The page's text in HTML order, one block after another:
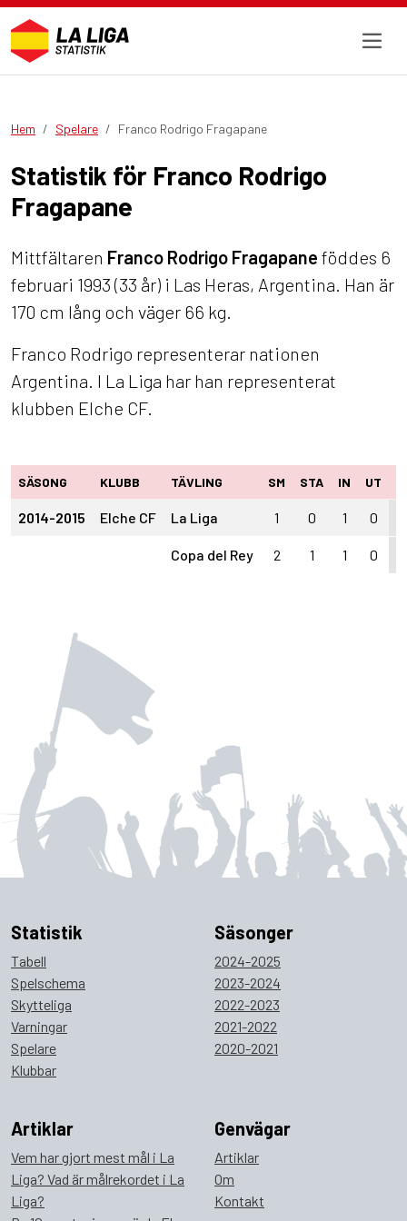
Hem Spelare Franco Rodrigo Fragapane
Statistik för Franco Rodrigo
Fragapane
Mittfältaren Franco Rodrigo Fragapane föddes 6
februari 1993 (33 år) i Las Heras, Argentina. Han är
170 cm lång och väger 66 kg.
Franco Rodrigo representerar nationen
Argentina. I La Liga har han representerat
klubben Elche CF.
SÄSONG KLUBB TÄVLING SM STA IN UT
2014-2015 Elche CF La Liga 1 0 1 0
Copa del Rey 2 1 1 0
Statistik
Tabell
Spelschema
Skytteliga
Varningar
Spelare
Klubbar
Säsonger
2024-2025
2023-2024
2022-2023
2021-2022
2020-2021
Artiklar
Vem har gjort mest mål i La
Liga? Vad är målrekordet i La
Liga?
Genvägar
Artiklar
Om
Kontakt